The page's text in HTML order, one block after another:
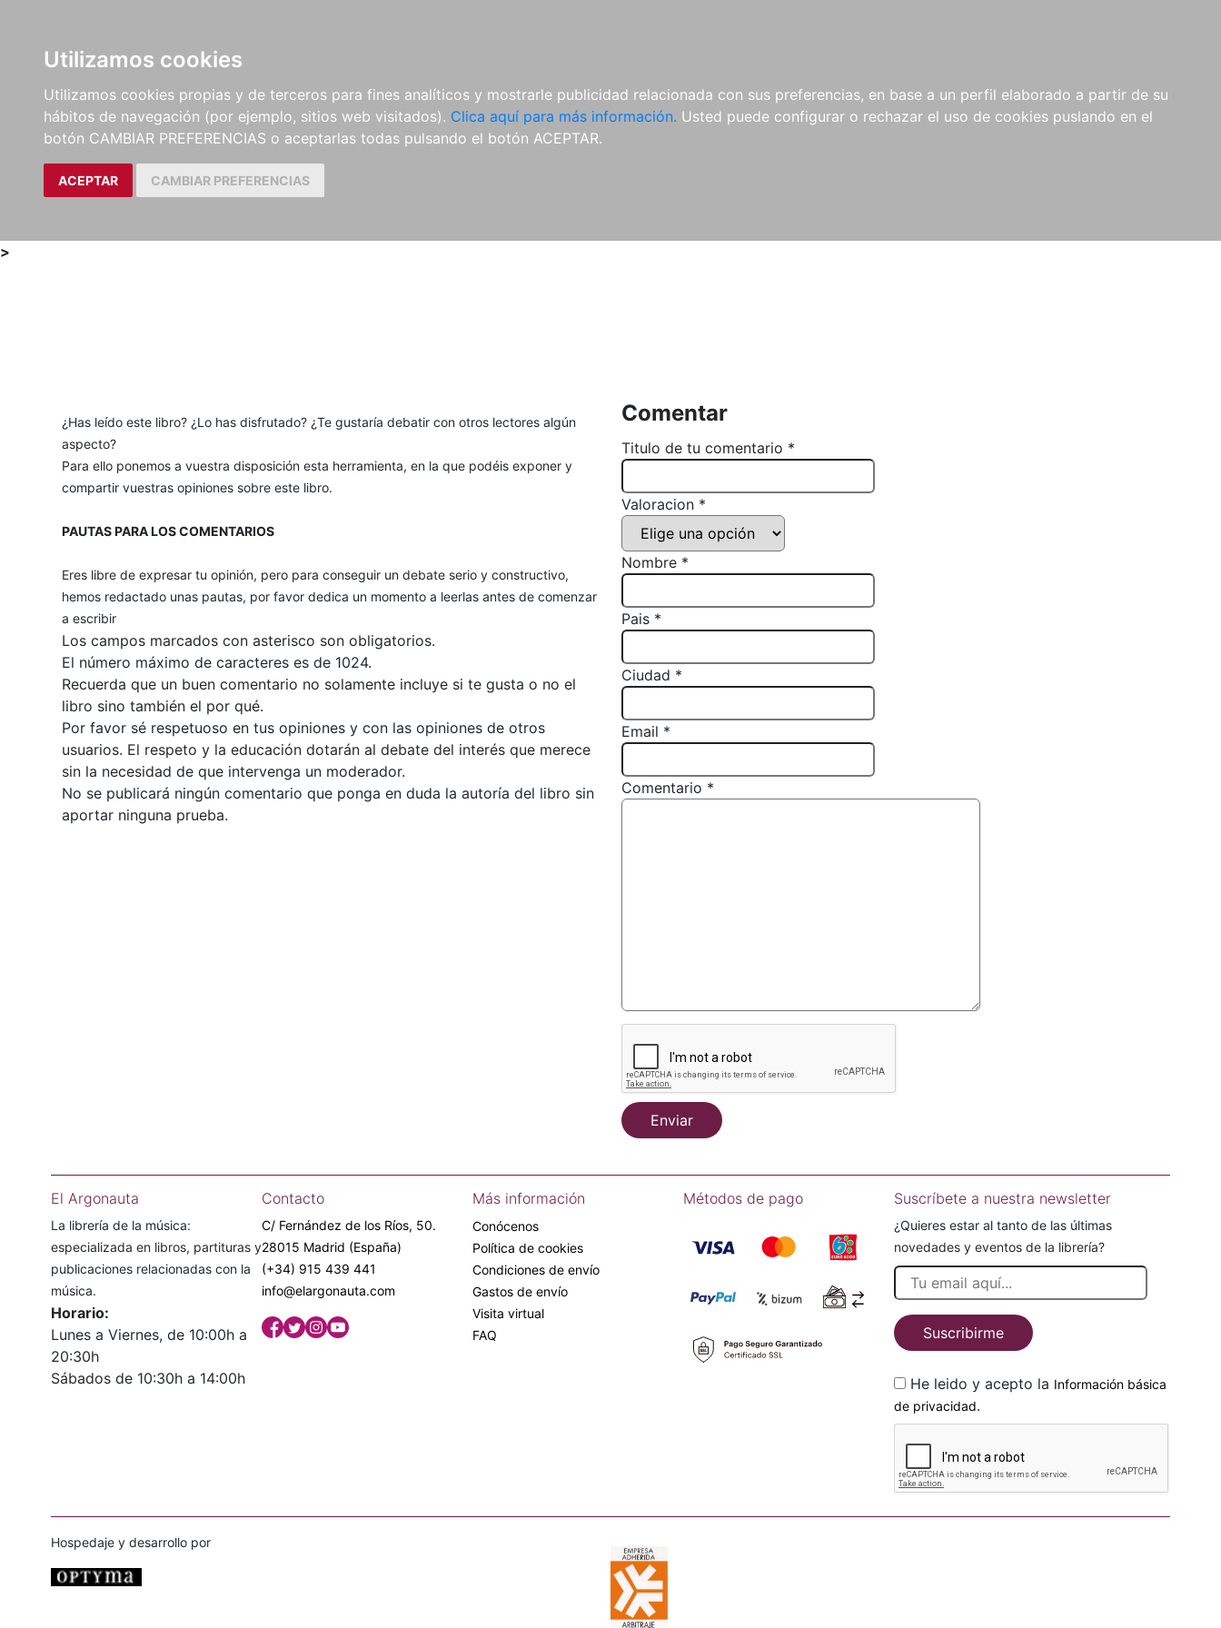
Utilizamos cookies
Utilizamos cookies propias y de terceros para fines analíticos y mostrarle publicidad relacionada con sus preferencias, en base a un perfil elaborado a partir de su
hábitos de navegación (por ejemplo, sitios web visitados). Clica aquí para más información. Usted puede configurar o rechazar el uso de cookies puslando en el
botón CAMBIAR PREFERENCIAS o aceptarlas todas pulsando el botón ACEPTAR.
ACEPTAR CAMBIAR PREFERENCIAS
LIBROS
MÉTODOS Y
EJERCICIOS
PARTITURAS Y EDICIONES
CRÍTICAS
REVISTAS
CDS Y
DVDS
MATERIAL
COMPLEMENTARIO
NOVEDADES NOTICIAS
COMPRAS
INSTITUCIONALES
>
¿Has leído este libro? ¿Lo has disfrutado? ¿Te gustaría debatir con otros lectores algún
aspecto?
Para ello ponemos a vuestra disposición esta herramienta, en la que podéis exponer y
compartir vuestras opiniones sobre este libro.
PAUTAS PARA LOS COMENTARIOS
Eres libre de expresar tu opinión, pero para conseguir un debate serio y constructivo,
hemos redactado unas pautas, por favor dedica un momento a leerlas antes de comenzar
a escribir
Los campos marcados con asterisco son obligatorios.
El número máximo de caracteres es de 1024.
Recuerda que un buen comentario no solamente incluye si te gusta o no el
libro sino también el por qué.
Por favor sé respetuoso en tus opiniones y con las opiniones de otros
usuarios. El respeto y la educación dotarán al debate del interés que merece
sin la necesidad de que intervenga un moderador.
No se publicará ningún comentario que ponga en duda la autoría del libro sin
aportar ninguna prueba.
Comentar
Titulo de tu comentario *
Valoracion *
Nombre *
Pais *
Ciudad *
Email *
Comentario *
Enviar
El Argonauta
La librería de la música:
especializada en libros, partituras y
publicaciones relacionadas con la
música.
Horario:
Lunes a Viernes, de 10:00h a
20:30h
Sábados de 10:30h a 14:00h
Contacto
C/ Fernández de los Ríos, 50.
28015 Madrid (España)
(+34) 915 439 441
info@elargonauta.com
Más información
Conócenos
Política de cookies
Condiciones de envío
Gastos de envío
Visita virtual
FAQ
Métodos de pago Suscríbete a nuestra newsletter
¿Quieres estar al tanto de las últimas
novedades y eventos de la librería?
Suscribirme
He leido y acepto la Información básica
de privacidad.
Hospedaje y desarrollo por